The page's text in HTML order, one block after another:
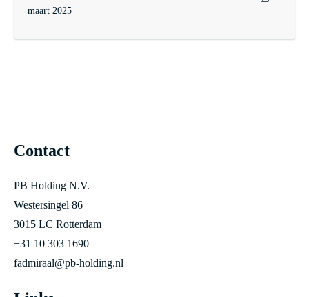
maart 2025
Contact
PB Holding N.V.
Westersingel 86
3015 LC Rotterdam
+31 10 303 1690
fadmiraal@pb-holding.nl